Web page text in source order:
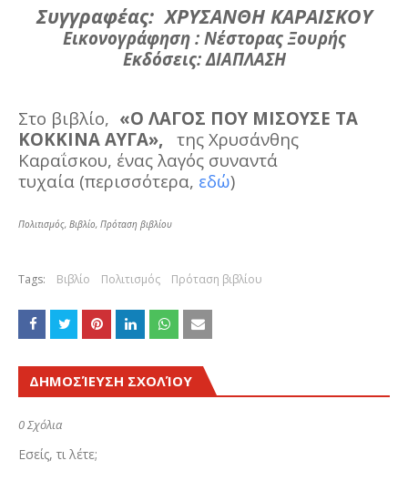
Συγγραφέας:ΧΡΥΣΑΝΘΗ ΚΑΡΑΙΣΚΟΥ
Εικονογράφηση : Νέστορας Ξουρής
Εκδόσεις: ΔΙΑΠΛΑΣΗ
Στο βιβλίο, «Ο ΛΑΓΟΣ ΠΟΥ ΜΙΣΟΥΣΕ ΤΑ
ΚΟΚΚΙΝΑ ΑΥΓΑ»,
της Χρυσάνθης
Καραΐσκου, ένας λαγός συναντά
τυχαία (περισσότερα, εδώ)
Πολιτισμός, Βιβλίο, Πρόταση βιβλίου
Tags: Βιβλίο Πολιτισμός Πρόταση βιβλίου
ΔΗΜΟΣΊΕΥΣΗ ΣΧΟΛΊΟΥ
0 Σχόλια
Εσείς, τι λέτε;